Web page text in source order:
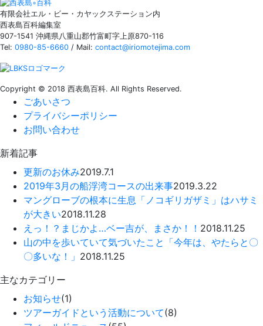
有限会社エル・ビー・カヤックステーション内
西表島百科編集室
907-1541 沖縄県八重山郡竹富町字上原870-116
Tel: 0980-85-6660 / Mail: contact@iriomotejima.com
Copyright © 2018 西表島百科. All Rights Reserved.
ごあいさつ
プライバシーポリシー
お問い合わせ
新着記事
更新のお休み2019.7.1
2019年3月の船浮湾コースの出来事2019.3.22
マングローブの根本に生息「ノコギリガザミ」はハサミ
が大きい2018.11.28
えっ！？まじかよ…ベー吉が、まさか！！ 2018.11.25
山の中を歩いていて気づいたこと「今年は、やたらと〇
〇多いな！」 2018.11.25
主なカテゴリー
お知らせ(1)
ツアーガイドという活動について(8)